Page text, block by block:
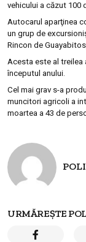
vehicului a căzut 100
Autocarul aparţinea
un grup de
Rincon de
Acesta este al treilea
începutul anului.
Cel mai grav s-a
muncitori agricoli a
moartea a 43 de
URMĂREȘTE